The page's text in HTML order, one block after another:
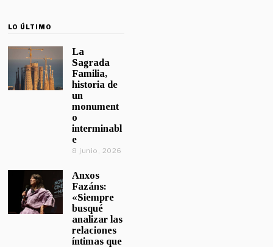
LO ÚLTIMO
La
Sagrada
Familia,
historia de
un
monument
o
interminabl
e
8 junio, 2026
Anxos
Fazáns:
«Siempre
busqué
analizar las
relaciones
íntimas que